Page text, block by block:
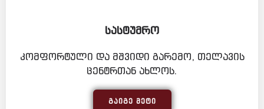
ᲡᲐᲡᲢᲣᲛᲠᲝ
კომფორტული და მშვიდი გარემო, თელავის
ცენტრთან ახლოს.
ᲒᲐᲘᲒᲔ ᲛᲔᲢᲘ